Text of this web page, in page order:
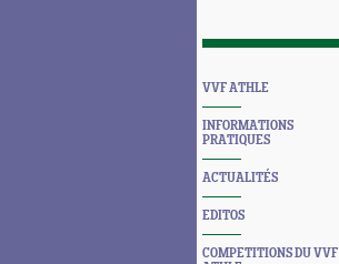
VVF ATHLE
INFORMATIONS
PRATIQUES
ACTUALITÉS
EDITOS
COMPETITIONS DU VVF